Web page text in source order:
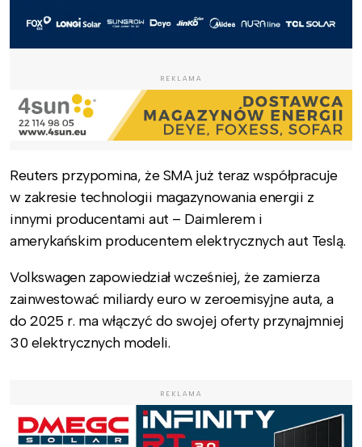
REKLAMA
Reuters przypomina, że SMA już teraz współpracuje
w zakresie technologii magazynowania energii z
innymi producentami aut – Daimlerem i
amerykańskim producentem elektrycznych aut Teslą.
Volkswagen zapowiedział wcześniej, że zamierza
zainwestować miliardy euro w zeroemisyjne auta, a
do 2025 r. ma włączyć do swojej oferty przynajmniej
30 elektrycznych modeli.
REKLAMA